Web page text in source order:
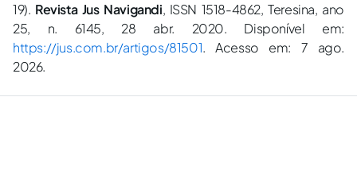
19). Revista Jus Navigandi, ISSN 1518-4862, Teresina, ano
25, n. 6145, 28 abr. 2020. Disponível em:
https://jus.com.br/artigos/81501. Acesso em: 7 ago.
2026.